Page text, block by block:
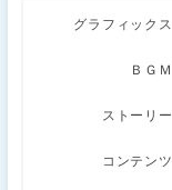
グラフィックス
ＢＧＭ
ストーリー
コンテンツ